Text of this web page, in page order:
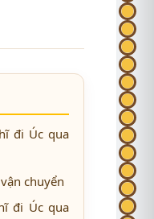
đi Úc qua
chuyển
đi Úc qua